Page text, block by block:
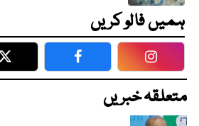
ہمیں فالو کریں
Twitter Facebook
متعلقہ خبریں